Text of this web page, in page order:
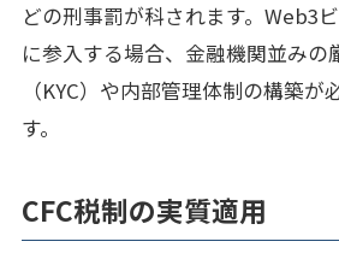
どの刑事罰が科されます。Web3
に参入する場合、金融機関並みの
（KYC）や内部管理体制の構築が
す。
CFC税制の実質適用